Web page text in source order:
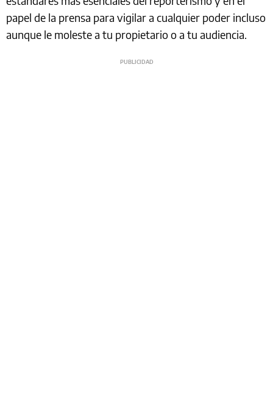
papel de la prensa para vigilar a cualquier poder incluso
aunque le moleste a tu propietario o a tu audiencia.